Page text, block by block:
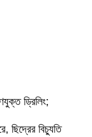
ড্রিলিং;
ছিদ্রের বিচ্যুতি